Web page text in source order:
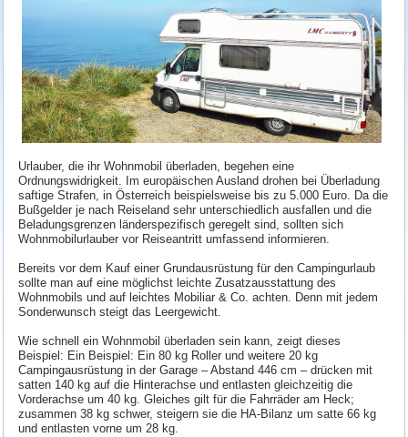
Urlauber, die ihr Wohnmobil überladen, begehen eine
Ordnungswidrigkeit. Im europäischen Ausland drohen bei Überladung
saftige Strafen, in Österreich beispielsweise bis zu 5.000 Euro. Da die
Bußgelder je nach Reiseland sehr unterschiedlich ausfallen und die
Beladungsgrenzen länderspezifisch geregelt sind, sollten sich
Wohnmobilurlauber vor Reiseantritt umfassend informieren.
Bereits vor dem Kauf einer Grundausrüstung für den Campingurlaub
sollte man auf eine möglichst leichte Zusatzausstattung des
Wohnmobils und auf leichtes Mobiliar & Co. achten. Denn mit jedem
Sonderwunsch steigt das Leergewicht.
Wie schnell ein Wohnmobil überladen sein kann, zeigt dieses
Beispiel: Ein Beispiel: Ein 80 kg Roller und weitere 20 kg
Campingausrüstung in der Garage – Abstand 446 cm – drücken mit
satten 140 kg auf die Hinterachse und entlasten gleichzeitig die
Vorderachse um 40 kg. Gleiches gilt für die Fahrräder am Heck;
zusammen 38 kg schwer, steigern sie die HA-Bilanz um satte 66 kg
und entlasten vorne um 28 kg.